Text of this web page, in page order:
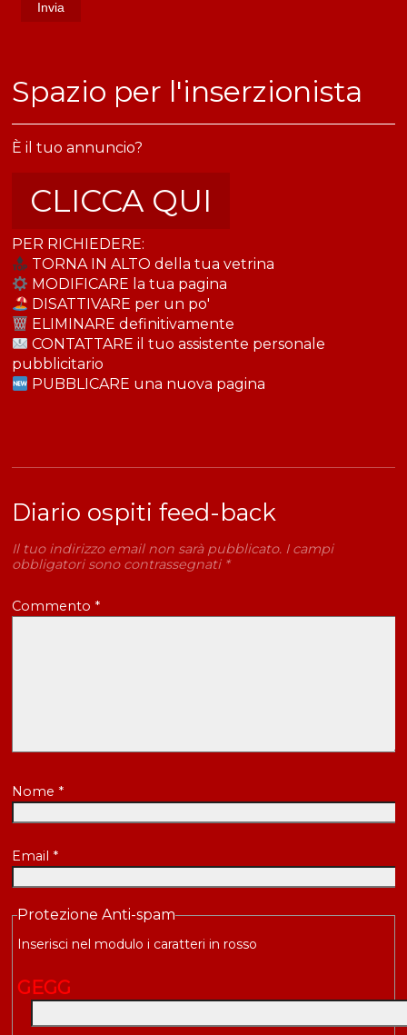
​Spazio per l'inserzionista
È il tuo annuncio?
CLICCA QUI
PER RICHIEDERE:
TORNA IN ALTO della tua vetrina
MODIFICARE la tua pagina
DISATTIVARE per un po'
ELIMINARE definitivamente
CONTATTARE il tuo assistente personale
pubblicitario
PUBBLICARE una nuova pagina
Diario ospiti feed-back
Il tuo indirizzo email non sarà pubblicato. I campi
obbligatori sono contrassegnati *
Commento *
Nome *
Email *
Protezione Anti-spam
Inserisci nel modulo i caratteri in rosso
GEGG